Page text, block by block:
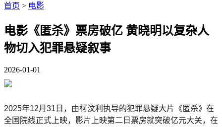
首页 > 电影
电影《匿杀》票房破亿 黄晓明以复杂人
物切入犯罪悬疑叙事
2026-01-01
2025年12月31日，由柯汶利执导的犯罪悬疑大片《匿杀》在
全国院线正式上映，影片上映第二日票房就突破亿元大关，在